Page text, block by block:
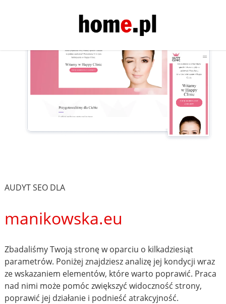
AUDYT SEO DLA
manikowska.eu
Zbadaliśmy Twoją stronę w oparciu o kilkadziesiąt
parametrów. Poniżej znajdziesz analizę jej kondycji wraz
ze wskazaniem elementów, które warto poprawić. Praca
nad nimi może pomóc zwiększyć widoczność strony,
poprawić jej działanie i podnieść atrakcyjność.